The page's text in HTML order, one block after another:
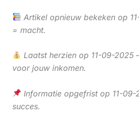
Artikel opnieuw bekeken op
= macht.
Laatst herzien op 11-09-2025
voor jouw inkomen.
Informatie opgefrist op 11-
succes.